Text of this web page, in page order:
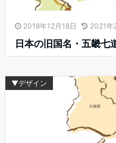
2018年12月18日 2021年
日本の旧国名・五畿七
▼デザイン